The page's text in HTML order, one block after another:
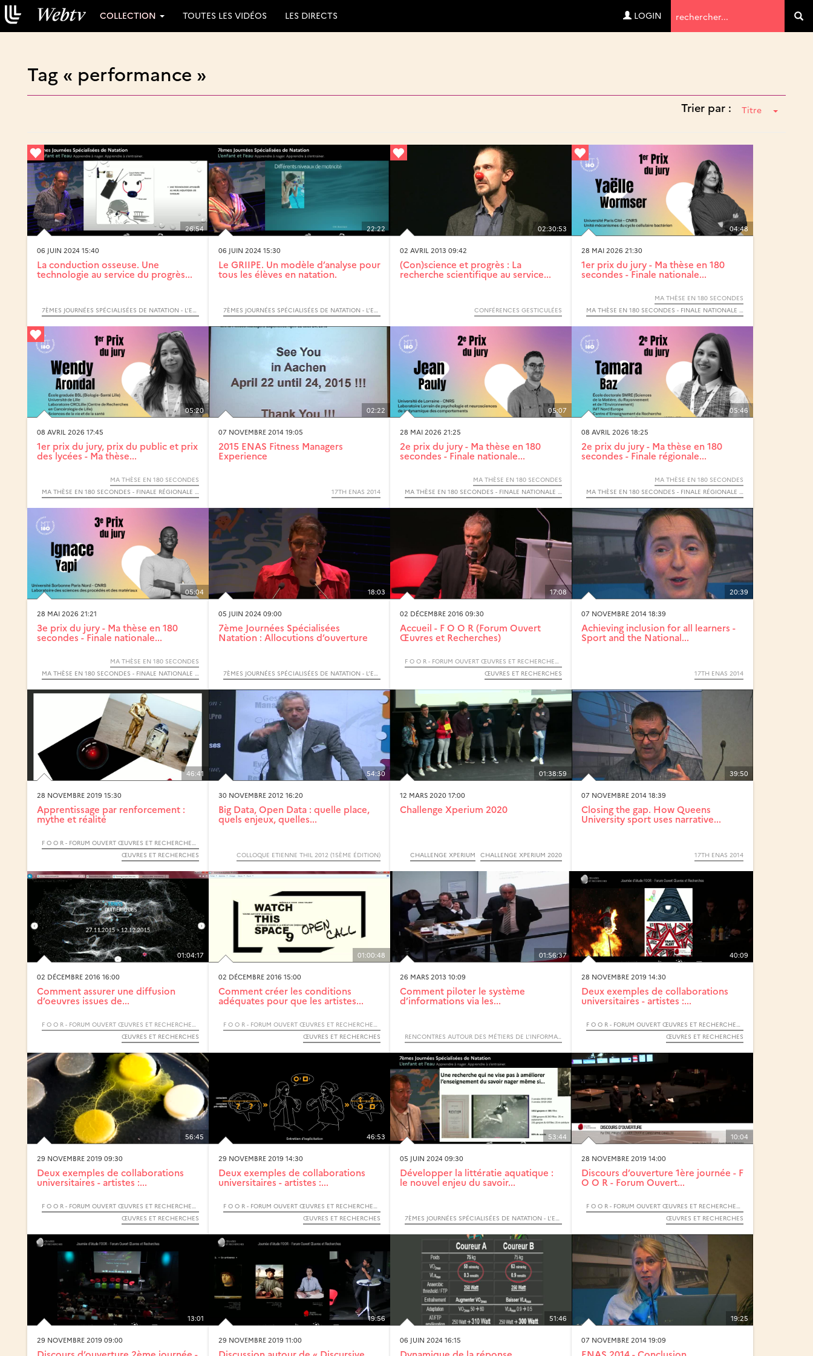
de
recherche
COLLECTION TOUTES LES VIDÉOS LES DIRECTS LOGIN
Tag « performance »
Trier par : Titre
26:54
06 JUIN 2024 15:40
La conduction osseuse. Une
technologie au service du progrès...
7ÈMES JOURNÉES SPÉCIALISÉES DE NATATION - L’ENFANT ET L’EAU : APPRENDRE À NAGER. APPRENDRE À S’ENTRAINER.
22:22
06 JUIN 2024 15:30
Le GRIIPE. Un modèle d’analyse pour
tous les élèves en natation.
7ÈMES JOURNÉES SPÉCIALISÉES DE NATATION - L’ENFANT ET L’EAU : APPRENDRE À NAGER. APPRENDRE À S’ENTRAINER.
02:30:53
02 AVRIL 2013 09:42
(Con)science et progrès : La
recherche scientifique au service...
CONFÉRENCES GESTICULÉES
04:48
28 MAI 2026 21:30
1er prix du jury - Ma thèse en 180
secondes - Finale nationale...
MA THÈSE EN 180 SECONDES
MA THÈSE EN 180 SECONDES - FINALE NATIONALE 2026
05:20
08 AVRIL 2026 17:45
1er prix du jury, prix du public et prix
des lycées - Ma thèse...
MA THÈSE EN 180 SECONDES
MA THÈSE EN 180 SECONDES - FINALE RÉGIONALE HAUTS-DE-FRANCE 2026
02:22
07 NOVEMBRE 2014 19:05
2015 ENAS Fitness Managers
Experience
17TH ENAS 2014
05:07
28 MAI 2026 21:25
2e prix du jury - Ma thèse en 180
secondes - Finale nationale...
MA THÈSE EN 180 SECONDES
MA THÈSE EN 180 SECONDES - FINALE NATIONALE 2026
05:46
08 AVRIL 2026 18:25
2e prix du jury - Ma thèse en 180
secondes - Finale régionale...
MA THÈSE EN 180 SECONDES
MA THÈSE EN 180 SECONDES - FINALE RÉGIONALE HAUTS-DE-FRANCE 2026
05:04
28 MAI 2026 21:21
3e prix du jury - Ma thèse en 180
secondes - Finale nationale...
MA THÈSE EN 180 SECONDES
MA THÈSE EN 180 SECONDES - FINALE NATIONALE 2026
18:03
05 JUIN 2024 09:00
7ème Journées Spécialisées
Natation : Allocutions d’ouverture
7ÈMES JOURNÉES SPÉCIALISÉES DE NATATION - L’ENFANT ET L’EAU : APPRENDRE À NAGER. APPRENDRE À S’ENTRAINER.
17:08
02 DÉCEMBRE 2016 09:30
Accueil - F O O R (Forum Ouvert
Œuvres et Recherches)
F O O R - FORUM OUVERT ŒUVRES ET RECHERCHES - 2016
ŒUVRES ET RECHERCHES
20:39
07 NOVEMBRE 2014 18:39
Achieving inclusion for all learners -
Sport and the National...
17TH ENAS 2014
46:41
28 NOVEMBRE 2019 15:30
Apprentissage par renforcement :
mythe et réalité
F O O R - FORUM OUVERT ŒUVRES ET RECHERCHES - 2019
ŒUVRES ET RECHERCHES
54:30
30 NOVEMBRE 2012 16:20
Big Data, Open Data : quelle place,
quels enjeux, quelles...
COLLOQUE ETIENNE THIL 2012 (15ÈME ÉDITION)
01:38:59
12 MARS 2020 17:00
Challenge Xperium 2020
CHALLENGE XPERIUM CHALLENGE XPERIUM 2020
39:50
07 NOVEMBRE 2014 18:39
Closing the gap. How Queens
University sport uses narrative...
17TH ENAS 2014
01:04:17
02 DÉCEMBRE 2016 16:00
Comment assurer une diffusion
d’oeuvres issues de...
F O O R - FORUM OUVERT ŒUVRES ET RECHERCHES - 2016
ŒUVRES ET RECHERCHES
01:00:48
02 DÉCEMBRE 2016 15:00
Comment créer les conditions
adéquates pour que les artistes...
F O O R - FORUM OUVERT ŒUVRES ET RECHERCHES - 2016
ŒUVRES ET RECHERCHES
01:56:37
26 MARS 2013 10:09
Comment piloter le système
d’informations via les...
RENCONTRES AUTOUR DES MÉTIERS DE L’INFORMATIQUE ET DES TÉLÉCOMMUNICATIONS - RMIT (CYCLE)
40:09
28 NOVEMBRE 2019 14:30
Deux exemples de collaborations
universitaires - artistes :...
F O O R - FORUM OUVERT ŒUVRES ET RECHERCHES - 2019
ŒUVRES ET RECHERCHES
56:45
29 NOVEMBRE 2019 09:30
Deux exemples de collaborations
universitaires - artistes :...
F O O R - FORUM OUVERT ŒUVRES ET RECHERCHES - 2019
ŒUVRES ET RECHERCHES
46:53
29 NOVEMBRE 2019 14:30
Deux exemples de collaborations
universitaires - artistes :...
F O O R - FORUM OUVERT ŒUVRES ET RECHERCHES - 2019
ŒUVRES ET RECHERCHES
53:44
05 JUIN 2024 09:30
Développer la littératie aquatique :
le nouvel enjeu du savoir...
7ÈMES JOURNÉES SPÉCIALISÉES DE NATATION - L’ENFANT ET L’EAU : APPRENDRE À NAGER. APPRENDRE À S’ENTRAINER.
10:04
28 NOVEMBRE 2019 14:00
Discours d’ouverture 1ère journée - F
O O R - Forum Ouvert...
F O O R - FORUM OUVERT ŒUVRES ET RECHERCHES - 2019
ŒUVRES ET RECHERCHES
13:01
29 NOVEMBRE 2019 09:00
19:56
29 NOVEMBRE 2019 11:00
51:46
06 JUIN 2024 16:15
19:25
07 NOVEMBRE 2014 19:09